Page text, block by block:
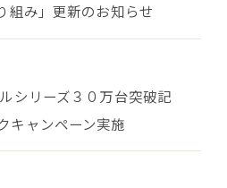
組み」更新のお知らせ
シリーズ３０万台突破記
キャンペーン実施